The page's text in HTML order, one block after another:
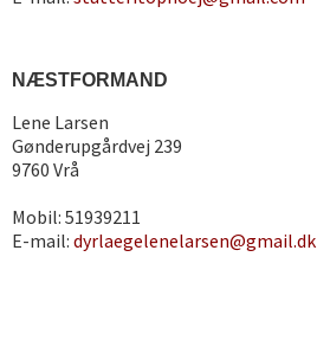
NÆSTFORMAND
Lene Larsen
Gønderupgårdvej 239
9760 Vrå
Mobil: 51939211
E-mail: dyrlaegelenelarsen@gmail.dk